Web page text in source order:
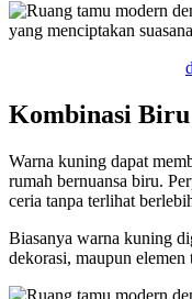
Kombinasi
Warna kuning dapat
rumah bernuansa biru.
ceria tanpa terlihat
Biasanya warna kuning
dekorasi, maupun